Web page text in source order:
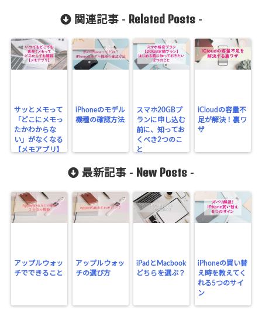
関連記事 - Related Posts-
サッとメモって
「どこにメモっ
たかわからな
い」がなくなる
【メモアプリ】
iPhoneのモデル
機種の確認方法
スマホ20GBプ
ランに申し込む
前に、知ってお
くべき2つのこ
と
iCloudの容量不
足が解決！裏ワ
ザ
最新記事 - New Posts -
アップルウォッ
チでできること
アップルウォッ
チの選び方
iPadとMacbook
どちらを選ぶ？
iPhoneの買い替
え時を教えてく
れる5つのサイ
ン